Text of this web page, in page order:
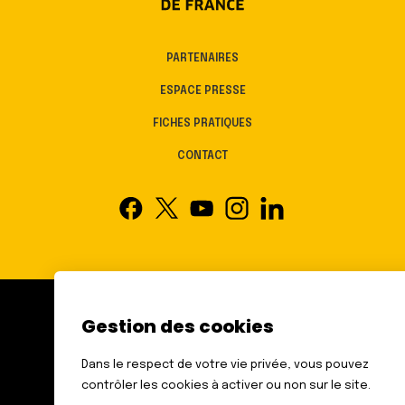
PARTENAIRES
ESPACE PRESSE
FICHES PRATIQUES
CONTACT
FÉDÉRATION DES AVEUGLES
6 RUE GAGER GABILLOT
75015 PARIS
Gestion des cookies
Dans le respect de votre vie privée, vous pouvez
contrôler les cookies à activer ou non sur le site.